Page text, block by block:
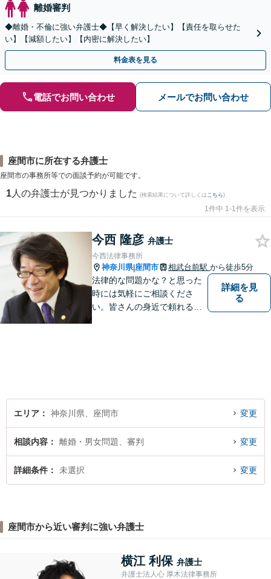
離婚審判
◆離婚・不倫に強い弁護士◆【早く解決したい】【責任を取らせた
い】【減額したい】【内密に解決したい】
料金表を見る
電話でお問い合わせ メールでお問い合わせ
座間市に所在する弁護士
座間市の事務所等での面談予約が可能です。
1 人の弁護士が見つかりました (検索結果について詳しくは こちら)
1件中 1-1件を表示
今西 隆彦 弁護士
今西法律事務所
神奈川県|座間市 相武台前駅 から徒歩5分
法律的な問題かな？と思った
時には気軽にご相談くださ
い。皆さんの身近で頼れる弁
詳細を見
る
エリア 神奈川県、座間市 変更
相談内容 離婚・男女問題、審判 変更
詳細条件 未選択 変更
座間市から近い審判に強い弁護士
横江 利保 弁護士
弁護士法人心 厚木法律事務所